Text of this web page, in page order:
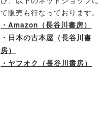
て販売も行なっております。
・Amazon（長谷川書房）
・日本の古本屋（長谷川書
房）
・ヤフオク（長谷川書房）